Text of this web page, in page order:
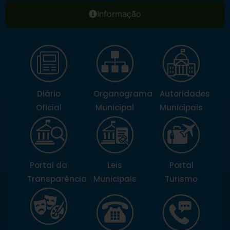
Informação
Diário
Oficial
Organograma
Municipal
Autoridades
Municipais
Portal da
Transparência
Leis
Municipais
Portal
Turismo